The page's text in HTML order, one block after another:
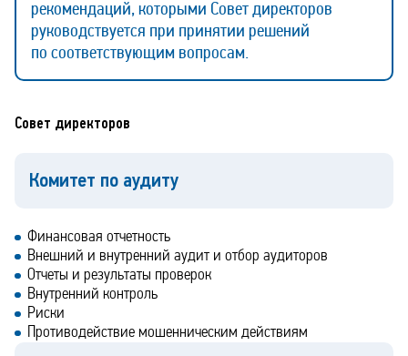
рекомендаций, которыми Совет директоров
руководствуется при принятии решений
по соответствующим вопросам.
Совет директоров
Комитет по аудиту
Финансовая отчетность
Внешний и внутренний аудит и отбор аудиторов
Отчеты и результаты проверок
Внутренний контроль
Риски
Противодействие мошенническим действиям